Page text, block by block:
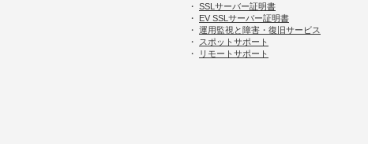
・ SSLサーバー証明書
・ EV SSLサーバー証明書
・ 運用監視と障害・復旧サービス
・ スポットサポート
・
リモートサポート